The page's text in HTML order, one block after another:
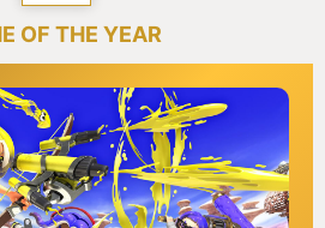
OF THE YEAR